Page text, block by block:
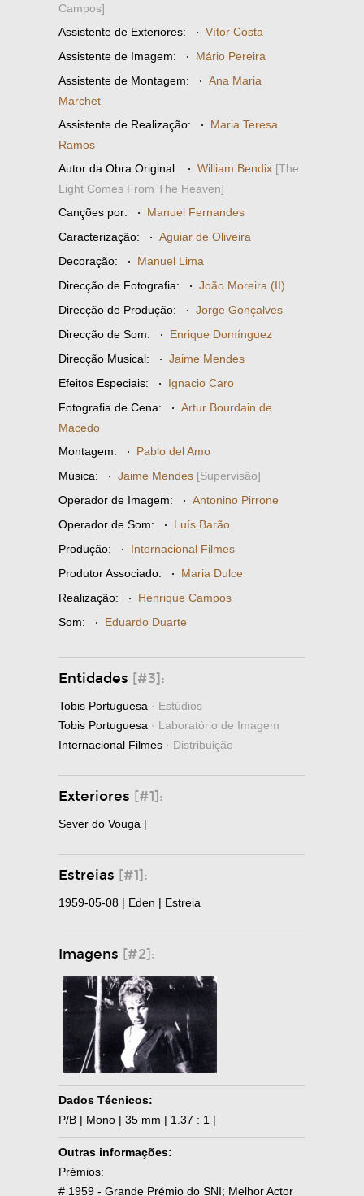
Campos]
Assistente de Exteriores: · Vítor Costa
Assistente de Imagem: · Mário Pereira
Assistente de Montagem: · Ana Maria
Marchet
Assistente de Realização: · Maria Teresa
Ramos
Autor da Obra Original: · William Bendix [The
Light Comes From The Heaven]
Canções por: · Manuel Fernandes
Caracterização: · Aguiar de Oliveira
Decoração: · Manuel Lima
Direcção de Fotografia: · João Moreira (II)
Direcção de Produção: · Jorge Gonçalves
Direcção de Som: · Enrique Domínguez
Direcção Musical: · Jaime Mendes
Efeitos Especiais: · Ignacio Caro
Fotografia de Cena: · Artur Bourdain de
Macedo
Montagem: · Pablo del Amo
Música: · Jaime Mendes [Supervisão]
Operador de Imagem: · Antonino Pirrone
Operador de Som: · Luís Barão
Produção: · Internacional Filmes
Produtor Associado: · Maria Dulce
Realização: · Henrique Campos
Som: · Eduardo Duarte
Entidades [#3]:
Tobis Portuguesa · Estúdios
Tobis Portuguesa · Laboratório de Imagem
Internacional Filmes · Distribuição
Exteriores [#1]:
Sever do Vouga |
Estreias [#1]:
1959-05-08 | Eden | Estreia
Imagens [#2]:
Dados Técnicos:
P/B | Mono | 35 mm | 1.37 : 1 |
Outras informações:
Prémios:
# 1959 - Grande Prémio do SNI; Melhor Actor